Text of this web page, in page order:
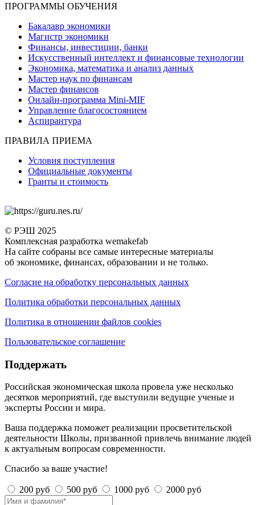
ПРОГРАММЫ ОБУЧЕНИЯ
Бакалавр экономики
Магистр экономики
Финансы, инвестиции, банки
Искусственный интеллект и финансовые технологии
Экономика, математика и анализ данных
Мастер наук по финансам
Мастер финансов
Онлайн-программа Mini-MIF
Управление благосостоянием
Аспирантура
ПРАВИЛА ПРИЕМА
Условия поступления
Официальные документы
Гранты и стоимость
© РЭШ 2025
Комплексная разработка wemakefab
На сайте собраны все самые интересные материалы
об экономике, финансах, образовании и не только.
Согласие на обработку персональных данных
Политика обработки персональных данных
Политика в отношении файлов cookies
Пользовательское соглашение
Поддержать
Российская экономическая школа провела уже несколько
десятков мероприятий, где выступили ведущие ученые и
эксперты России и мира.
Ваша поддержка поможет реализации просветительской
деятельности Школы, призванной привлечь внимание людей
к актуальным вопросам современности.
Спасибо за ваше участие!
200 руб 500 руб 1000 руб 2000 руб